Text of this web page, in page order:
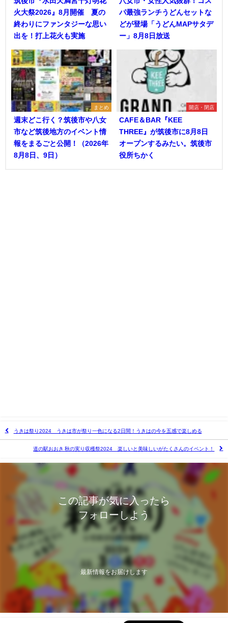
火大祭2026』8月開催 夏の
終わりにファンタジーな思い
出を！打上花火も実施
パ最強ランチうどんセットな
どが登場「うどんMAPサタデ
ー」8月8日放送
まとめ
週末どこ行く？筑後市や八女
市など筑後地方のイベント情
報をまるごと公開！（2026年
8月8日、9日）
開店・閉店
CAFE＆BAR『KEE
THREE』が筑後市に8月8日
オープンするみたい。筑後市
役所ちかく
うきは祭り2024 うきは市が祭り一色になる2日間！うきはの今を五感で楽しめる
道の駅おおき 秋の実り収穫祭2024 楽しいと美味しいがたくさんのイベント！
この記事が気に入ったら
フォローしよう
最新情報をお届けします